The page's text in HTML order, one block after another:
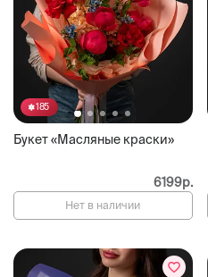
185
Букет «Масляные краски»
6199р.
Нет в наличии